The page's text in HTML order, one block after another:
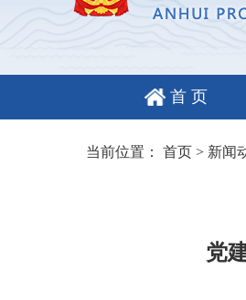
首 页
当前位置： 首页> 新闻
党